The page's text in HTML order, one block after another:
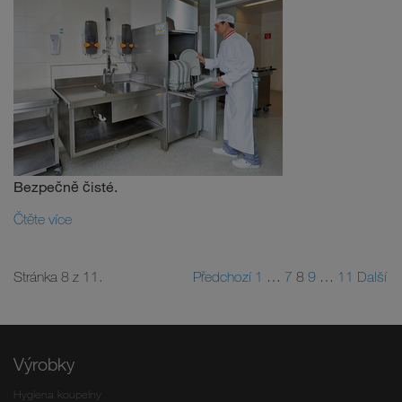
Bezpečně čisté.
Čtěte více
Stránka 8 z 11. Předchozí 1 … 7 8 9 … 11 Další
Výrobky
Hygiena koupelny